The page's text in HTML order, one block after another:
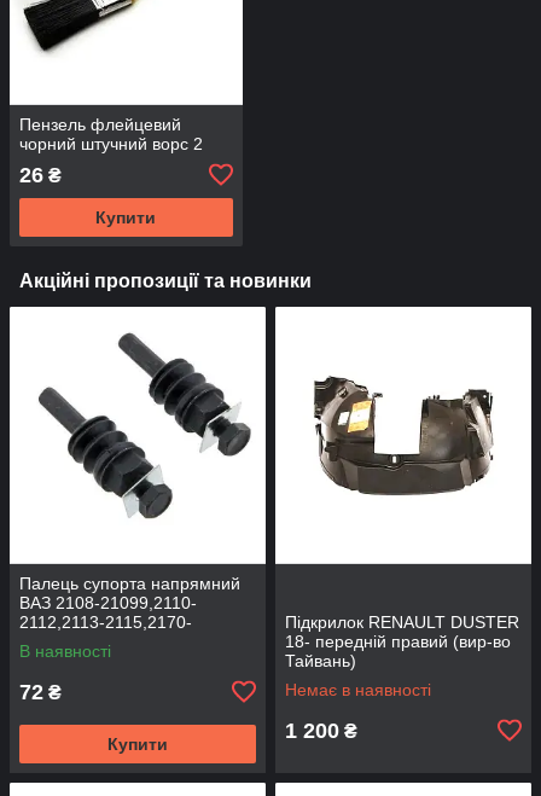
Пензель флейцевий
чорний штучний ворс 2
26 ₴
Купити
Акційні пропозиції та новинки
Палець супорта напрямний
ВАЗ 2108-21099,2110-
2112,2113-2115,2170-
2172,2190, 1117-1119 (к-т
2шт) (вир-во BEG-LINE)
В наявності
72 ₴
Купити
Підкрилок RENAULT DUSTER
18- передній правий (вир-во
Тайвань)
Немає в наявності
1 200 ₴